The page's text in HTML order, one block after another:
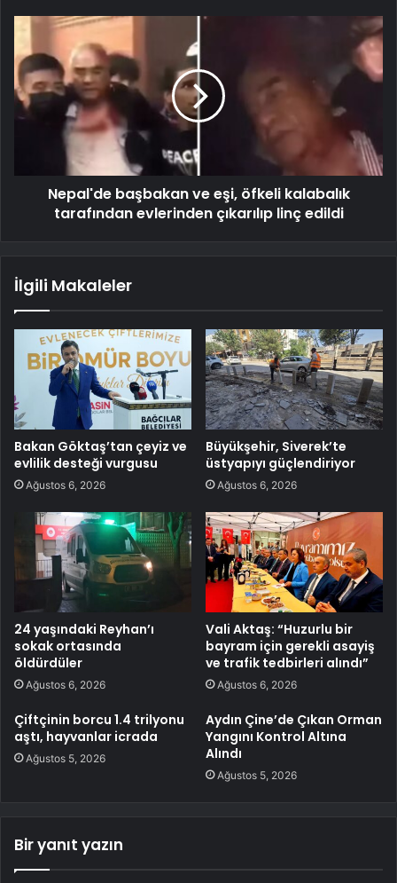
Nepal'de başbakan ve eşi, öfkeli kalabalık
tarafından evlerinden çıkarılıp linç edildi
İlgili Makaleler
Bakan Göktaş’tan çeyiz ve
evlilik desteği vurgusu
Ağustos 6, 2026
Büyükşehir, Siverek’te
üstyapıyı güçlendiriyor
Ağustos 6, 2026
24 yaşındaki Reyhan’ı
sokak ortasında
öldürdüler
Ağustos 6, 2026
Vali Aktaş: “Huzurlu bir
bayram için gerekli asayiş
ve trafik tedbirleri alındı”
Ağustos 6, 2026
Çiftçinin borcu 1.4 trilyonu
aştı, hayvanlar icrada
Ağustos 5, 2026
Aydın Çine’de Çıkan Orman
Yangını Kontrol Altına
Alındı
Ağustos 5, 2026
Bir yanıt yazın